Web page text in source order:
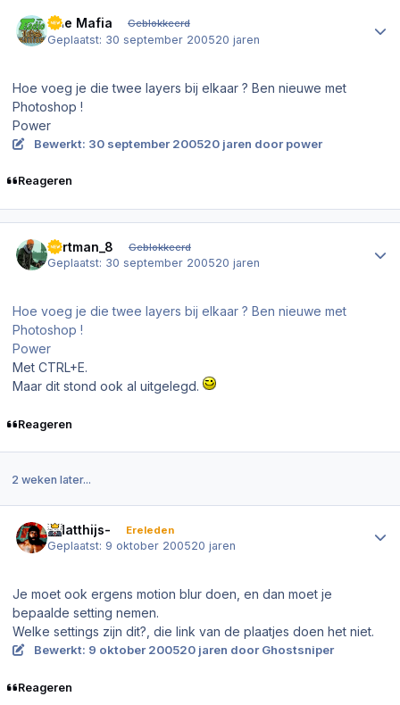
The Mafia Geblokkeerd
Geplaatst: 30 september 200520 jaren
Hoe voeg je die twee layers bij elkaar ? Ben nieuwe met
Photoshop !
Power
Bewerkt: 30 september 200520 jaren door power
Reageren
kortman_8 Geblokkeerd
Geplaatst: 30 september 200520 jaren
Hoe voeg je die twee layers bij elkaar ? Ben nieuwe met
Photoshop !
Power
Met CTRL+E.
Maar dit stond ook al uitgelegd.
Reageren
2 weken later...
-Matthijs- Ereleden
Geplaatst: 9 oktober 200520 jaren
Je moet ook ergens motion blur doen, en dan moet je
bepaalde setting nemen.
Welke settings zijn dit?, die link van de plaatjes doen het niet.
Bewerkt: 9 oktober 200520 jaren door Ghostsniper
Reageren